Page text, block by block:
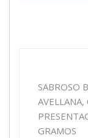
SABROSO
AVELLANA,
GRAMOS